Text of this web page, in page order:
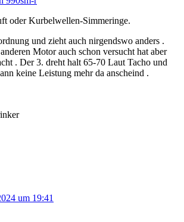
oder Kurbelwellen-Simmeringe.
und zieht auch nirgendswo anders .
Motor auch schon versucht hat aber
. Der 3. dreht halt 65-70 Laut Tacho und
keine Leistung mehr da anscheind .
um 19:41